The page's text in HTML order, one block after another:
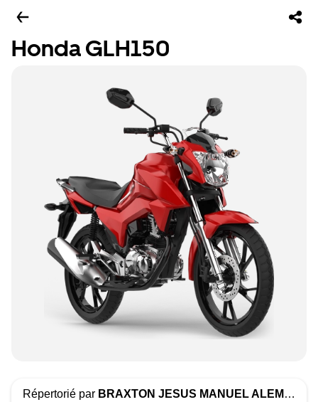
Honda GLH150
Répertorié par BRAXTON JESUS MANUEL ALEMAN